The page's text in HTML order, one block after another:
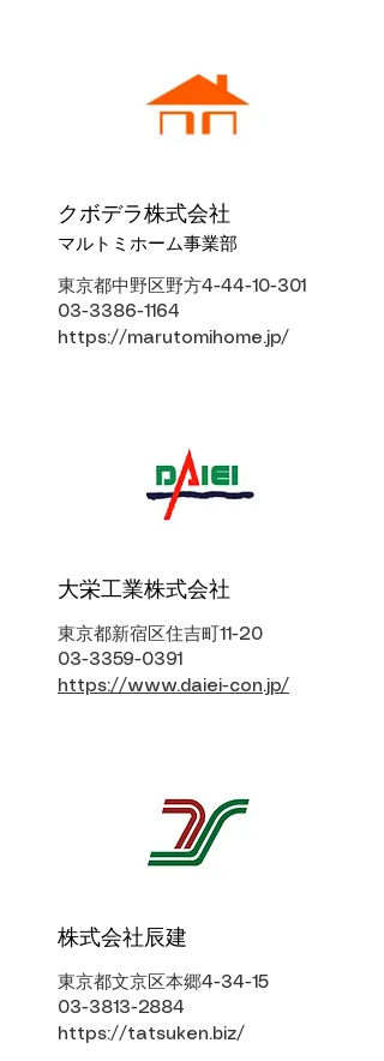
クボデラ株式会社
マルトミホーム事業部
東京都中野区野方4-44-10-301
03-3386-1164
https://marutomihome.jp/
大栄工業株式会社
東京都新宿区住吉町11-20
03-3359-0391
https://www.daiei-con.jp/
株式会社辰建
東京都文京区本郷4-34-15
03-3813-2884
https://tatsuken.biz/